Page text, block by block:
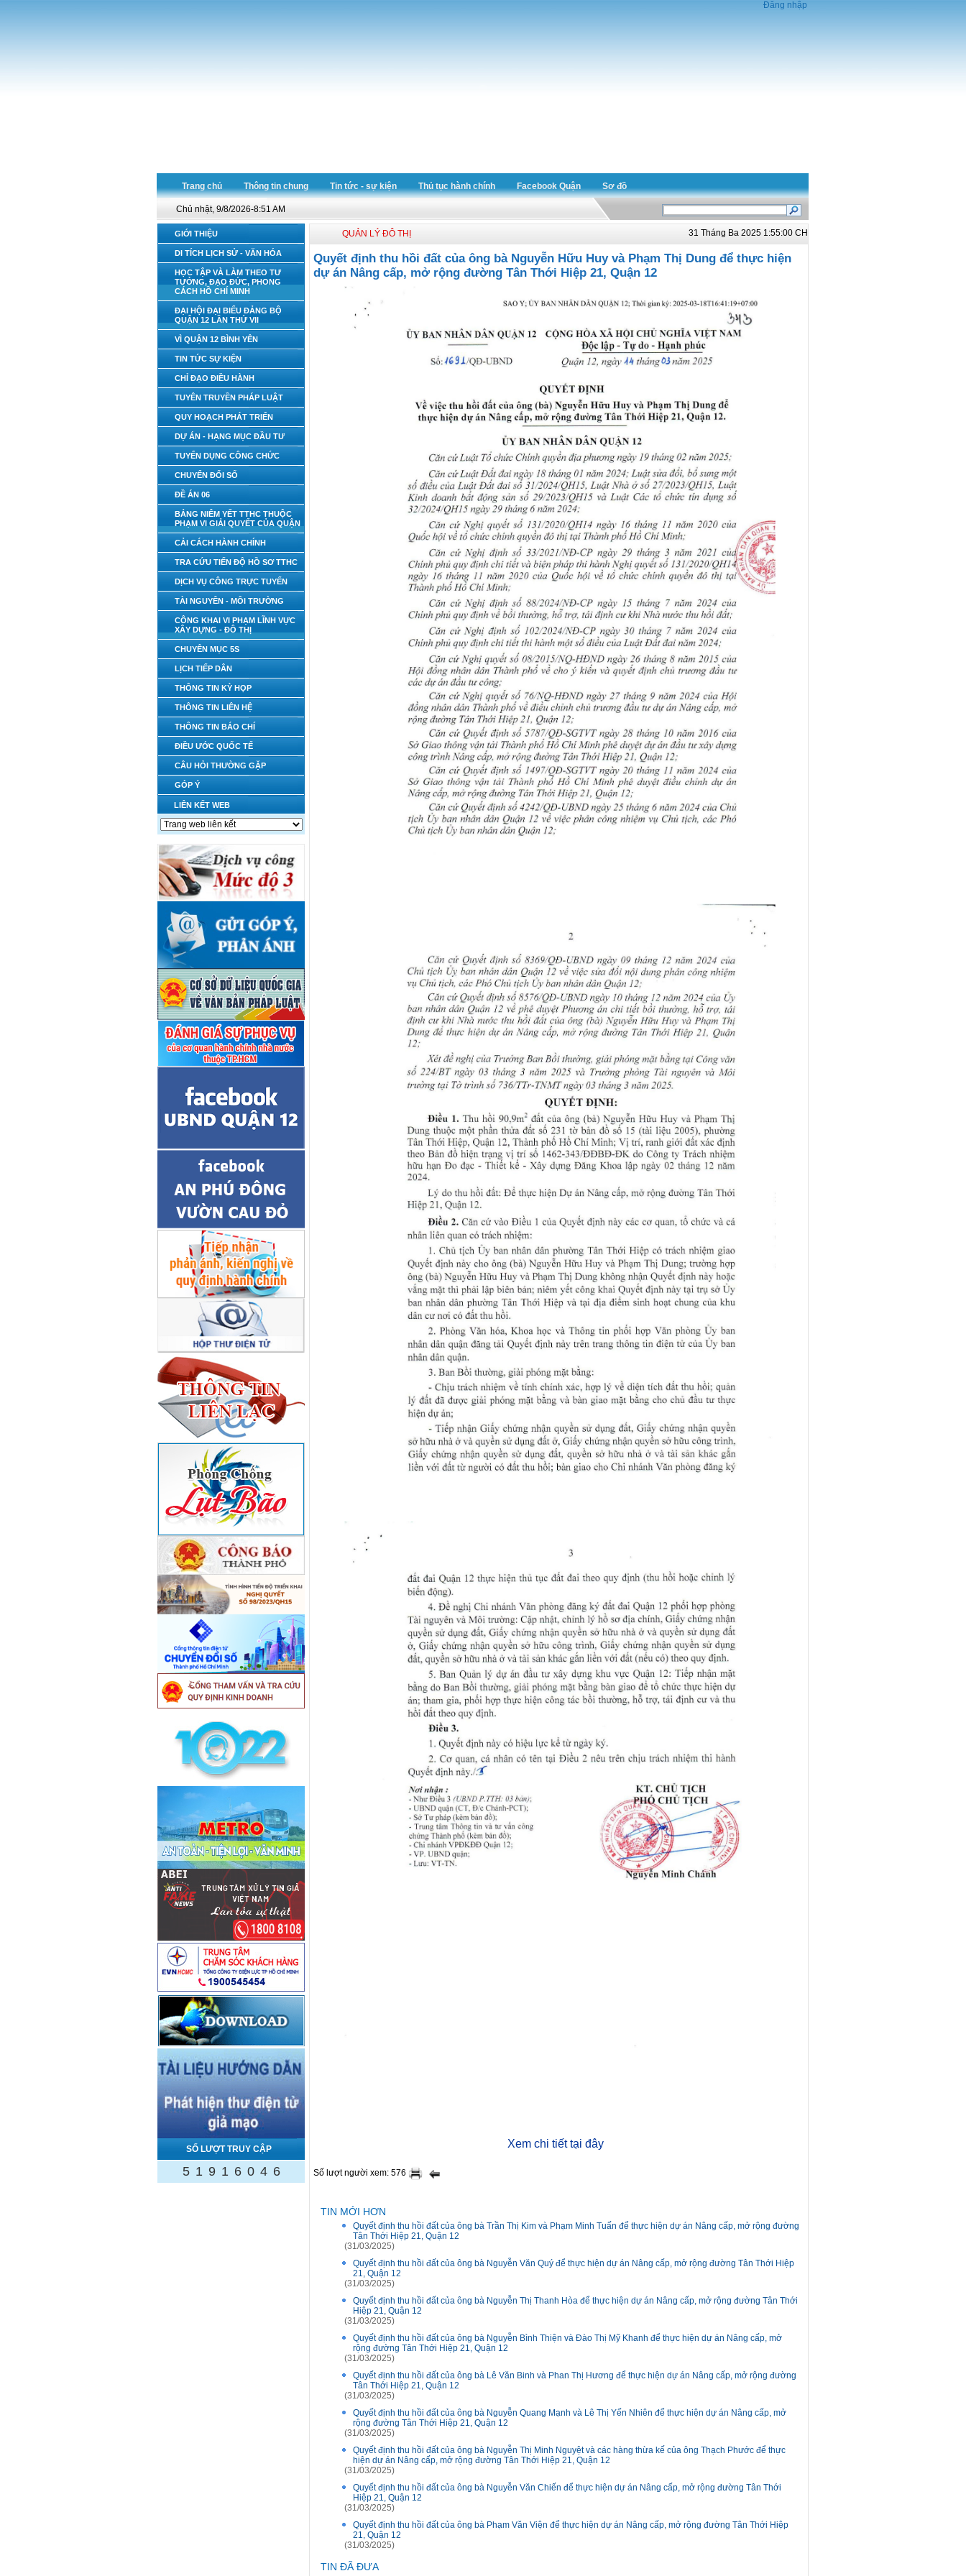
Đăng nhập
Trang chủ Thông tin chung Tin tức - sự kiện Thủ tục hành chính Facebook Quận Sơ đồ
Chủ nhật, 9/8/2026-8:51 AM
GIỚI THIỆU
DI TÍCH LỊCH SỬ - VĂN HÓA
HỌC TẬP VÀ LÀM THEO TƯ
TƯỞNG, ĐẠO ĐỨC, PHONG
CÁCH HỒ CHÍ MINH
ĐẠI HỘI ĐẠI BIỂU ĐẢNG BỘ
QUẬN 12 LẦN THỨ VII
VÌ QUẬN 12 BÌNH YÊN
TIN TỨC SỰ KIỆN
CHỈ ĐẠO ĐIỀU HÀNH
TUYÊN TRUYỀN PHÁP LUẬT
QUY HOẠCH PHÁT TRIỂN
DỰ ÁN - HẠNG MỤC ĐẦU TƯ
TUYỂN DỤNG CÔNG CHỨC
CHUYỂN ĐỔI SỐ
ĐỀ ÁN 06
BẢNG NIÊM YẾT TTHC THUỘC
PHẠM VI GIẢI QUYẾT CỦA QUẬN
CẢI CÁCH HÀNH CHÍNH
TRA CỨU TIẾN ĐỘ HỒ SƠ TTHC
DỊCH VỤ CÔNG TRỰC TUYẾN
TÀI NGUYÊN - MÔI TRƯỜNG
CÔNG KHAI VI PHẠM LĨNH VỰC
XÂY DỰNG - ĐÔ THỊ
CHUYÊN MỤC 5S
LỊCH TIẾP DÂN
THÔNG TIN KỲ HỌP
THÔNG TIN LIÊN HỆ
THÔNG TIN BÁO CHÍ
ĐIỀU ƯỚC QUỐC TẾ
CÂU HỎI THƯỜNG GẶP
GÓP Ý
LIÊN KẾT WEB
SỐ LƯỢT TRUY CẬP
5 1 9 1 6 0 4 6
QUẢN LÝ ĐÔ THỊ 31 Tháng Ba 2025 1:55:00 CH
Quyết định thu hồi đất của ông bà Nguyễn Hữu Huy và Phạm Thị Dung để thực hiện
dự án Nâng cấp, mở rộng đường Tân Thới Hiệp 21, Quận 12
Xem chi tiết tại đây
Số lượt người xem: 576
TIN MỚI HƠN
Quyết định thu hồi đất của ông bà Trần Thị Kim và Phạm Minh Tuấn để thực hiện dự án Nâng cấp, mở rộng đường
Tân Thới Hiệp 21, Quận 12
(31/03/2025)
Quyết định thu hồi đất của ông bà Nguyễn Văn Quý để thực hiện dự án Nâng cấp, mở rộng đường Tân Thới Hiệp
21, Quận 12
(31/03/2025)
Quyết định thu hồi đất của ông bà Nguyễn Thị Thanh Hòa để thực hiện dự án Nâng cấp, mở rộng đường Tân Thới
Hiệp 21, Quận 12
(31/03/2025)
Quyết định thu hồi đất của ông bà Nguyễn Bình Thiện và Đào Thị Mỹ Khanh để thực hiện dự án Nâng cấp, mở
rộng đường Tân Thới Hiệp 21, Quận 12
(31/03/2025)
Quyết định thu hồi đất của ông bà Lê Văn Binh và Phan Thị Hương để thực hiện dự án Nâng cấp, mở rộng đường
Tân Thới Hiệp 21, Quận 12
(31/03/2025)
Quyết định thu hồi đất của ông bà Nguyễn Quang Mạnh và Lê Thị Yến Nhiên để thực hiện dự án Nâng cấp, mở
rộng đường Tân Thới Hiệp 21, Quận 12
(31/03/2025)
Quyết định thu hồi đất của ông bà Nguyễn Thị Minh Nguyệt và các hàng thừa kế của ông Thạch Phước để thực
hiện dự án Nâng cấp, mở rộng đường Tân Thới Hiệp 21, Quận 12
(31/03/2025)
Quyết định thu hồi đất của ông bà Nguyễn Văn Chiến để thực hiện dự án Nâng cấp, mở rộng đường Tân Thới
Hiệp 21, Quận 12
(31/03/2025)
Quyết định thu hồi đất của ông bà Phạm Văn Viện để thực hiện dự án Nâng cấp, mở rộng đường Tân Thới Hiệp
21, Quận 12
(31/03/2025)
TIN ĐÃ ĐƯA